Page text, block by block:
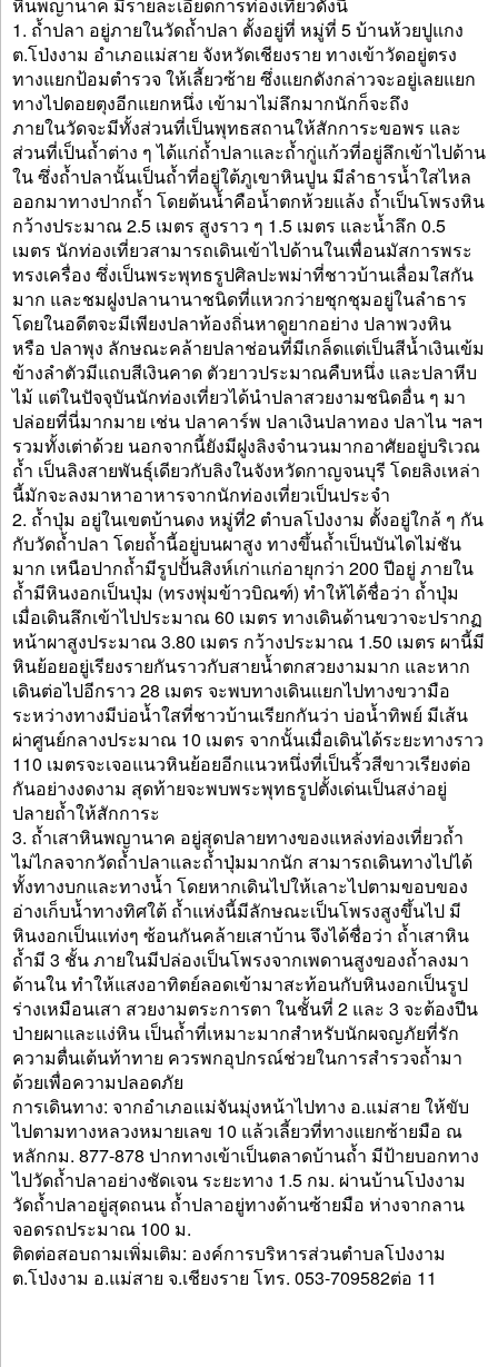
1. ถ้ำปลา อยู่ภายในวัดถ้ำปลา ตั้งอยู่ที่ หมู่ที่ 5 บ้านห้วยปูแกง
ต.โป่งงาม อำเภอแม่สาย จังหวัดเชียงราย ทางเข้าวัดอยู่ตรง
ทางแยกป้อมตำรวจ ให้เลี้ยวซ้าย ซึ่งแยกดังกล่าวจะอยู่เลยแยก
ทางไปดอยตุงอีกแยกหนึ่ง เข้ามาไม่ลึกมากนักก็จะถึง
ภายในวัดจะมีทั้งส่วนที่เป็นพุทธสถานให้สักการะขอพร และ
ส่วนที่เป็นถ้ำต่าง ๆ ได้แก่ถ้ำปลาและถ้ำกู่แก้วที่อยู่ลึกเข้าไปด้าน
ใน ซึ่งถ้ำปลานั้นเป็นถ้ำที่อยู่ใต้ภูเขาหินปูน มีลำธารน้ำใสไหล
ออกมาทางปากถ้ำ โดยต้นน้ำคือน้ำตกห้วยแล้ง ถ้ำเป็นโพรงหิน
กว้างประมาณ 2.5 เมตร สูงราว ๆ 1.5 เมตร และน้ำลึก 0.5
เมตร นักท่องเที่ยวสามารถเดินเข้าไปด้านในเพื่อนมัสการพระ
ทรงเครื่อง ซึ่งเป็นพระพุทธรูปศิลปะพม่าที่ชาวบ้านเลื่อมใสกัน
มาก และชมฝูงปลานานาชนิดที่แหวกว่ายชุกชุมอยู่ในลำธาร
โดยในอดีตจะมีเพียงปลาท้องถิ่นหาดูยากอย่าง ปลาพวงหิน
หรือ ปลาพุง ลักษณะคล้ายปลาช่อนที่มีเกล็ดแต่เป็นสีน้ำเงินเข้ม
ข้างลำตัวมีแถบสีเงินคาด ตัวยาวประมาณคืบหนึ่ง และปลาหีบ
ไม้ แต่ในปัจจุบันนักท่องเที่ยวได้นำปลาสวยงามชนิดอื่น ๆ มา
ปล่อยที่นี่มากมาย เช่น ปลาคาร์พ ปลาเงินปลาทอง ปลาไน ฯลฯ
รวมทั้งเต่าด้วย นอกจากนี้ยังมีฝูงลิงจำนวนมากอาศัยอยู่บริเวณ
ถ้ำ เป็นลิงสายพันธุ์เดียวกับลิงในจังหวัดกาญจนบุรี โดยลิงเหล่า
นี้มักจะลงมาหาอาหารจากนักท่องเที่ยวเป็นประจำ
2. ถ้ำปุ่ม อยู่ในเขตบ้านดง หมู่ที่2 ตำบลโป่งงาม ตั้งอยู่ใกล้ ๆ กัน
กับวัดถ้ำปลา โดยถ้ำนี้อยู่บนผาสูง ทางขึ้นถ้ำเป็นบันไดไม่ชัน
มาก เหนือปากถ้ำมีรูปปั้นสิงห์เก่าแก่อายุกว่า 200 ปีอยู่ ภายใน
ถ้ำมีหินงอกเป็นปุ่ม (ทรงพุ่มข้าวบิณฑ์) ทำให้ได้ชื่อว่า ถ้ำปุ่ม
เมื่อเดินลึกเข้าไปประมาณ 60 เมตร ทางเดินด้านขวาจะปรากฏ
หน้าผาสูงประมาณ 3.80 เมตร กว้างประมาณ 1.50 เมตร ผานี้มี
หินย้อยอยู่เรียงรายกันราวกับสายน้ำตกสวยงามมาก และหาก
เดินต่อไปอีกราว 28 เมตร จะพบทางเดินแยกไปทางขวามือ
ระหว่างทางมีบ่อน้ำใสที่ชาวบ้านเรียกกันว่า บ่อน้ำทิพย์ มีเส้น
ผ่าศูนย์กลางประมาณ 10 เมตร จากนั้นเมื่อเดินได้ระยะทางราว
110 เมตรจะเจอแนวหินย้อยอีกแนวหนึ่งที่เป็นริ้วสีขาวเรียงต่อ
กันอย่างงดงาม สุดท้ายจะพบพระพุทธรูปตั้งเด่นเป็นสง่าอยู่
ปลายถ้ำให้สักการะ
3. ถ้ำเสาหินพญานาค อยู่สุดปลายทางของแหล่งท่องเที่ยวถ้ำ
ไม่ไกลจากวัดถ้ำปลาและถ้ำปุ่มมากนัก สามารถเดินทางไปได้
ทั้งทางบกและทางน้ำ โดยหากเดินไปให้เลาะไปตามขอบของ
อ่างเก็บน้ำทางทิศใต้ ถ้ำแห่งนี้มีลักษณะเป็นโพรงสูงขึ้นไป มี
หินงอกเป็นแท่งๆ ซ้อนกันคล้ายเสาบ้าน จึงได้ชื่อว่า ถ้ำเสาหิน
ถ้ำมี 3 ชั้น ภายในมีปล่องเป็นโพรงจากเพดานสูงของถ้ำลงมา
ด้านใน ทำให้แสงอาทิตย์ลอดเข้ามาสะท้อนกับหินงอกเป็นรูป
ร่างเหมือนเสา สวยงามตระการตา ในชั้นที่ 2 และ 3 จะต้องปีน
ป่ายผาและแง่หิน เป็นถ้ำที่เหมาะมากสำหรับนักผจญภัยที่รัก
ความตื่นเต้นท้าทาย ควรพกอุปกรณ์ช่วยในการสำรวจถ้ำมา
ด้วยเพื่อความปลอดภัย
การเดินทาง: จากอำเภอแม่จันมุ่งหน้าไปทาง อ.แม่สาย ให้ขับ
ไปตามทางหลวงหมายเลข 10 แล้วเลี้ยวที่ทางแยกซ้ายมือ ณ
หลักกม. 877-878 ปากทางเข้าเป็นตลาดบ้านถ้ำ มีป้ายบอกทาง
ไปวัดถ้ำปลาอย่างชัดเจน ระยะทาง 1.5 กม. ผ่านบ้านโป่งงาม
วัดถ้ำปลาอยู่สุดถนน ถ้ำปลาอยู่ทางด้านซ้ายมือ ห่างจากลาน
จอดรถประมาณ 100 ม.
ติดต่อสอบถามเพิ่มเติม: องค์การบริหารส่วนตำบลโป่งงาม
ต.โป่งงาม อ.แม่สาย จ.เชียงราย โทร. 053-709582ต่อ 11